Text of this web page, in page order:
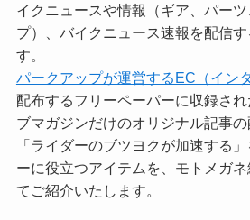
イクニュースや情報（ギア、パー
プ）、バイクニュース速報を配信
す。
パークアップが運営するEC（イン
配布するフリーペーパーに収録さ
ブマガジンだけのオリジナル記事の
「ライダーのブツヨクが加速する
ーに役立つアイテムを、モトメガ
てご紹介いたします。